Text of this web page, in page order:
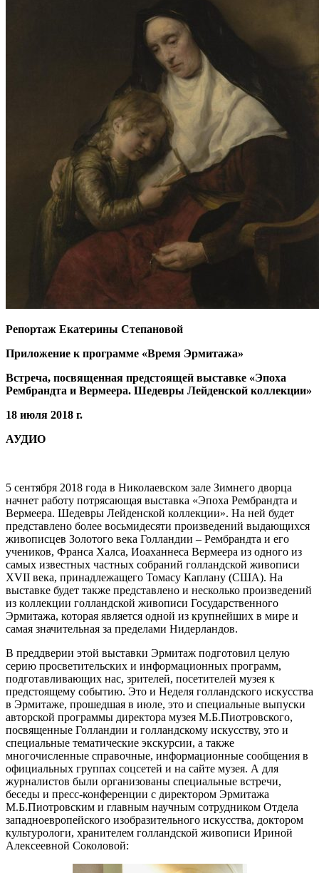
Репортаж Екатерины Степановой
Приложение к программе «Время Эрмитажа»
Встреча, посвященная предстоящей выставке «Эпоха
Рембрандта и Вермеера. Шедевры Лейденской коллекции»
18 июля 2018 г.
АУДИО
5 сентября 2018 года в Николаевском зале Зимнего дворца
начнет работу потрясающая выставка «Эпоха Рембрандта и
Вермеера. Шедевры Лейденской коллекции». На ней будет
представлено более восьмидесяти произведений выдающихся
живописцев Золотого века Голландии – Рембрандта и его
учеников, Франса Халса, Иоаханнеса Вермеера из одного из
самых известных частных собраний голландской живописи
XVII века, принадлежащего Томасу Каплану (США). На
выставке будет также представлено и несколько произведений
из коллекции голландской живописи Государственного
Эрмитажа, которая является одной из крупнейших в мире и
самая значительная за пределами Нидерландов.
В преддверии этой выставки Эрмитаж подготовил целую
серию просветительских и информационных программ,
подготавливающих нас, зрителей, посетителей музея к
предстоящему событию. Это и Неделя голландского искусства
в Эрмитаже, прошедшая в июле, это и специальные выпуски
авторской программы директора музея М.Б.Пиотровского,
посвященные Голландии и голландскому искусству, это и
специальные тематические экскурсии, а также
многочисленные справочные, информационные сообщения в
официальных группах соцсетей и на сайте музея. А для
журналистов были организованы специальные встречи,
беседы и пресс-конференции с директором Эрмитажа
М.Б.Пиотровским и главным научным сотрудником Отдела
западноевропейского изобразительного искусства, доктором
культурологи, хранителем голландской живописи Ириной
Алексеевной Соколовой: